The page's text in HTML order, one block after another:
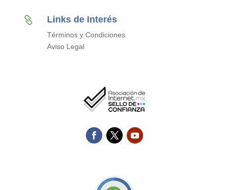
 Links de Interés
Términos y Condiciones
Aviso Legal